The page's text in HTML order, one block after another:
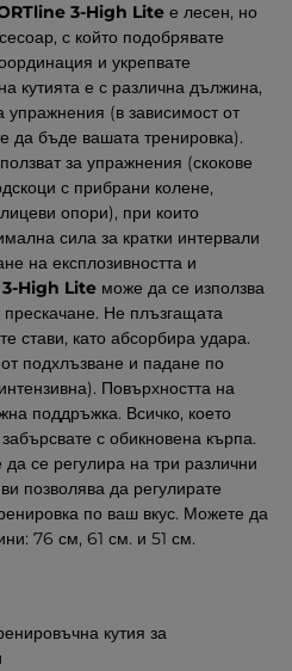
3-High Lite е лесен, но
с който подобрявате
и укрепвате
кутията е с различна дължина,
упражнения (в зависимост от
да бъде вашата тренировка).
за упражнения (скокове
с прибрани колене,
опори), при които
сила за кратки интервали
на експлозивността и
3-High Lite може да се използва
прескачане. Не плъзгащата
стави, като абсорбира удара.
подхлъзване и падане по
Повърхността на
поддръжка. Всичко, което
с обикновена кърпа.
се регулира на три различни
позволява да регулирате
по ваш вкус. Можете да
76 см, 61 см. и 51 см.
кутия за